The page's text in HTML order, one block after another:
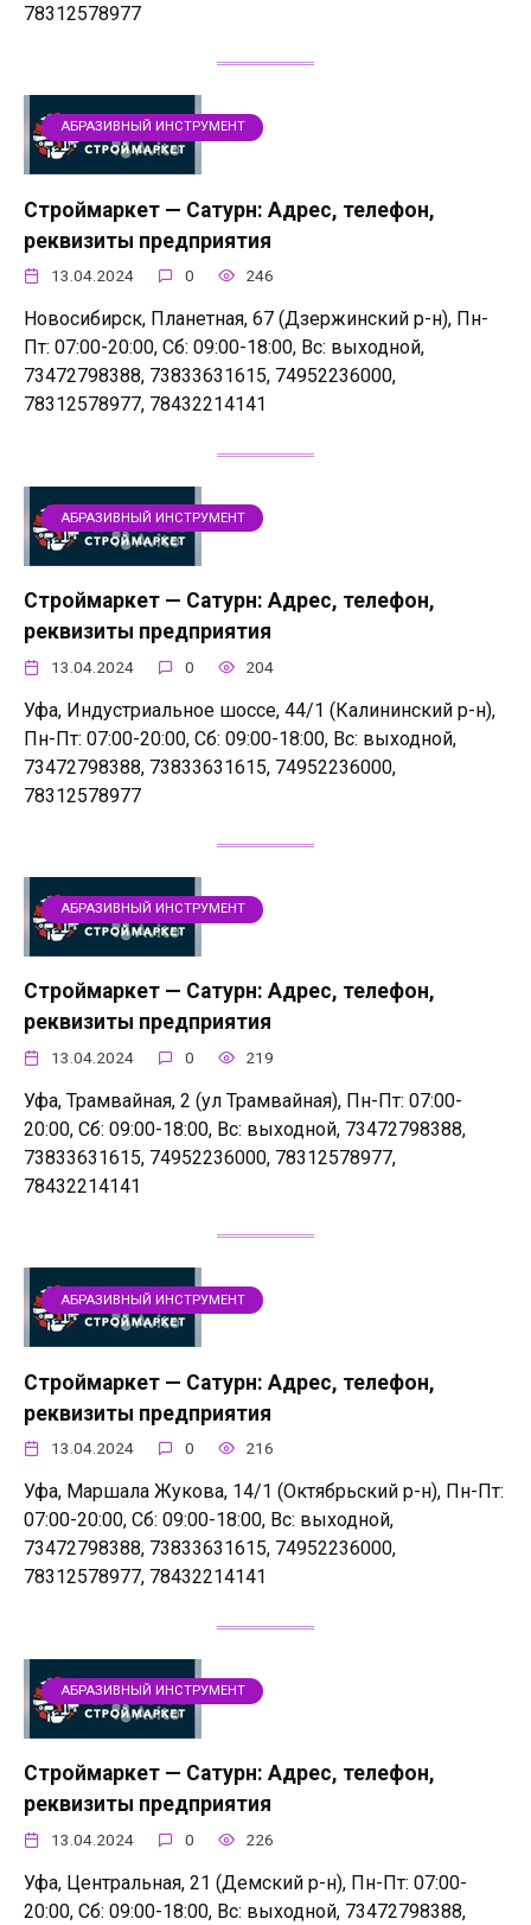
78312578977
АБРАЗИВНЫЙ ИНСТРУМЕНТ
Строймаркет — Сатурн: Адрес, телефон,
реквизиты предприятия
13.04.2024 0 246
Новосибирск, Планетная, 67 (Дзержинский р-н), Пн-
Пт: 07:00-20:00, Сб: 09:00-18:00, Вс: выходной,
73472798388, 73833631615, 74952236000,
78312578977, 78432214141
АБРАЗИВНЫЙ ИНСТРУМЕНТ
Строймаркет — Сатурн: Адрес, телефон,
реквизиты предприятия
13.04.2024 0 204
Уфа, Индустриальное шоссе, 44/1 (Калининский р-н),
Пн-Пт: 07:00-20:00, Сб: 09:00-18:00, Вс: выходной,
73472798388, 73833631615, 74952236000,
78312578977
АБРАЗИВНЫЙ ИНСТРУМЕНТ
Строймаркет — Сатурн: Адрес, телефон,
реквизиты предприятия
13.04.2024 0 219
Уфа, Трамвайная, 2 (ул Трамвайная), Пн-Пт: 07:00-
20:00, Сб: 09:00-18:00, Вс: выходной, 73472798388,
73833631615, 74952236000, 78312578977,
78432214141
АБРАЗИВНЫЙ ИНСТРУМЕНТ
Строймаркет — Сатурн: Адрес, телефон,
реквизиты предприятия
13.04.2024 0 216
Уфа, Маршала Жукова, 14/1 (Октябрьский р-н), Пн-Пт:
07:00-20:00, Сб: 09:00-18:00, Вс: выходной,
73472798388, 73833631615, 74952236000,
78312578977, 78432214141
АБРАЗИВНЫЙ ИНСТРУМЕНТ
Строймаркет — Сатурн: Адрес, телефон,
реквизиты предприятия
13.04.2024 0 226
Уфа, Центральная, 21 (Демский р-н), Пн-Пт: 07:00-
20:00, Сб: 09:00-18:00, Вс: выходной, 73472798388,